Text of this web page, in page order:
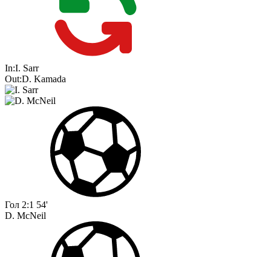
In:I. Sarr
Out:D. Kamada
Гол 2:1 54'
D. McNeil